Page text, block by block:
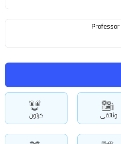
وثائقى كرتون
برامج اسلاميات